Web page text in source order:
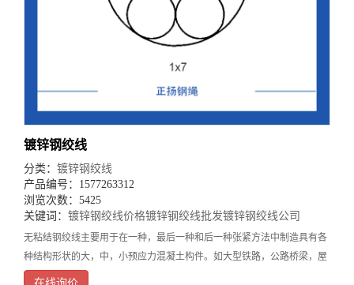
镀锌钢绞线
分类： 镀锌钢绞线
产品编号：1577263312
浏览次数：5425
关键词： 镀锌钢绞线价格镀锌钢绞线批发镀锌钢绞线公司
无粘结钢绞线主要用于在一种，最后一种和后一种张紧方法中制造具有各
种结构形状的大，中，小预应力混凝土构件。如大型铁路，公路桥梁，屋
顶桁架，吊车梁，工业和民用预制板，墙板，管桩，电线杆和预应力混凝